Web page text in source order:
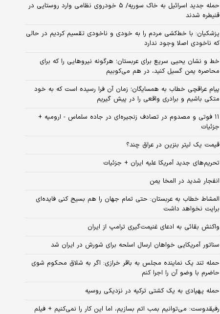
حمله جدید اسرائیل به خاک سوریه/ ۵ خودروی نظامی وارد روستایی در
قنیطره شدند
پزشکیان: با خط‌کشی مردم را به خودی و ناخودی تقسیم کردیم در حالی
که ناخودی اصلا وجود ندارد
خط و نشان یحیی سریع برای عربستان؛ هرگونه نیروهایی را که برای
محاصره یمن گسیل کنید، در هم می‌کوبیم
پیام عراقچی خطاب به همسایگان؛ زمان آن فرا رسیده است که به خود
متکی باشیم و برادری واقعی را در پیش گیریم
۱۱ فوتی و مصدوم در تصادف زنجیره‌ای در جاده سلماس - ارومیه +
جزئیات
قیمت یک لیتر بنزین در عراق چند؟
تحریم‌های جدید آمریکا علیه ایران + جزئیات
انفجار شدید در المخا یمن
المشاط خطاب به عربستان: حتی تمام جهان را هم بسیج کنی فایده‌ای
برایت نخواهد داشت
واکنش بقائی به ادعای غنیمت‌گیری ترامپ از ایران
سناتور آمریکایی خواهان ارسال اسلحه برای شورش در ایران شد
حمله تند یک نماینده مجلس به باقر خرازی: اگر به شلاق محکوم شوی
حاضرم با وضو آن را اجرا کنم
حمله پهپادی به یک کشتی ترکیه در نزدیکی روسیه
رفیقدوست: می‌توانیم بمب اتم بسازیم، اما این کار را نمی‌کنیم + فیلم